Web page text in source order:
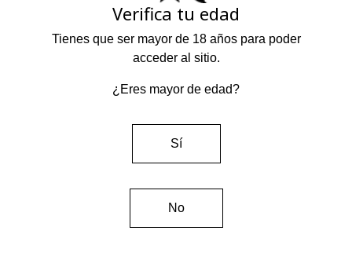
Muriel Reserva 2018 Edición Especial Real Sociedad
Champions. Caja de 6 botellas
Rioja Alavesa - Elciego
Comprar
Verifica tu edad
Tienes que ser mayor de 18 años para poder
acceder al sitio.
¿Eres mayor de edad?
Sí
No